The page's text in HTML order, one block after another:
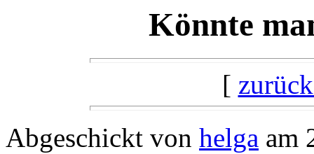
Könnte
[
Abgeschickt von helga am